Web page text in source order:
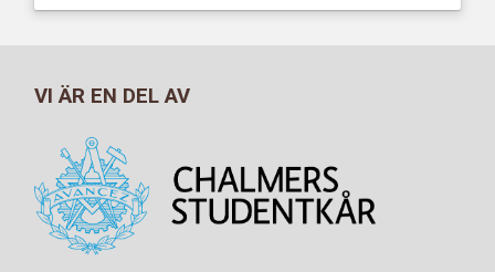
VI ÄR EN DEL AV